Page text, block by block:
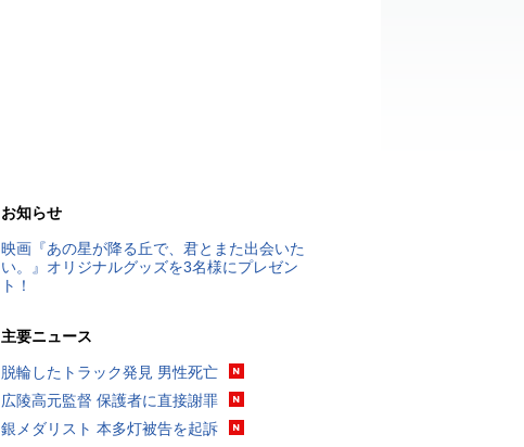
お知らせ
映画『あの星が降る丘で、君とまた出会いた
い。』オリジナルグッズを3名様にプレゼン
ト！
主要ニュース
脱輪したトラック発見 男性死亡
広陵高元監督 保護者に直接謝罪
銀メダリスト 本多灯被告を起訴